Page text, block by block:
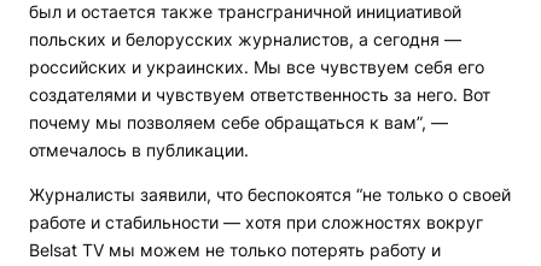
был и остается также трансграничной инициативой
польских и белорусских журналистов, а сегодня —
российских и украинских. Мы все чувствуем себя его
создателями и чувствуем ответственность за него. Вот
почему мы позволяем себе обращаться к вам”, —
отмечалось в публикации.
Журналисты заявили, что беспокоятся “не только о своей
работе и стабильности — хотя при сложностях вокруг
Belsat TV мы можем не только потерять работу и